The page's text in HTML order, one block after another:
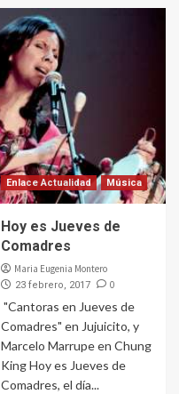
Enlace Actualidad Música
Hoy es Jueves de
Comadres
Maria Eugenia Montero
23 febrero, 2017 0
"Cantoras en Jueves de
Comadres" en Jujuicito, y
Marcelo Marrupe en Chung
King Hoy es Jueves de
Comadres, el día...